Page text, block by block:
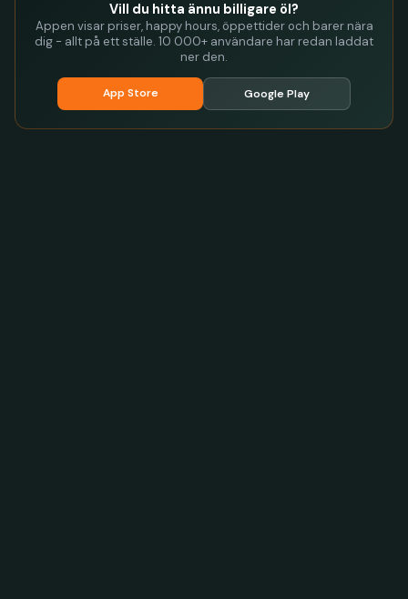
Vill du hitta ännu billigare öl?
Appen visar priser, happy hours, öppettider och barer nära
dig - allt på ett ställe. 10 000+ användare har redan laddat
ner den.
App Store Google Play